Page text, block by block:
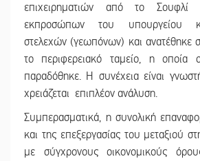
επιχειρηματιών από το
εκπροσώπων του υπουργείου
στελεχών (γεωπόνων) και ανατέθηκε
το περιφερειακό ταμείο, η οποία
παραδόθηκε. Η συνέχεια είναι
χρειάζεται επιπλέον ανάλυση.
Συμπερασματικά, η συνολική
και της επεξεργασίας του μεταξιού
με σύγχρονους οικονομικούς